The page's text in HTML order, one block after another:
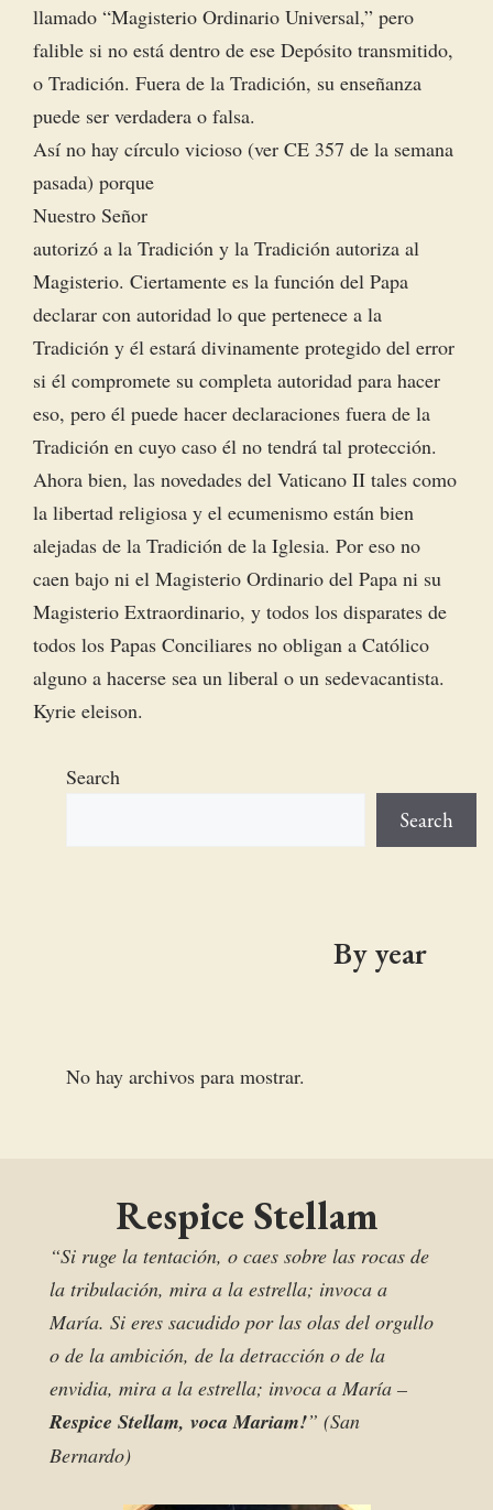
llamado “Magisterio Ordinario Universal,” pero
falible si no está dentro de ese Depósito transmitido,
o Tradición. Fuera de la Tradición, su enseñanza
puede ser verdadera o falsa.
Así no hay círculo vicioso (ver CE 357 de la semana
pasada) porque
Nuestro Señor
autorizó a la Tradición y la Tradición autoriza al
Magisterio. Ciertamente es la función del Papa
declarar con autoridad lo que pertenece a la
Tradición y él estará divinamente protegido del error
si él compromete su completa autoridad para hacer
eso, pero él puede hacer declaraciones fuera de la
Tradición en cuyo caso él no tendrá tal protección.
Ahora bien, las novedades del Vaticano II tales como
la libertad religiosa y el ecumenismo están bien
alejadas de la Tradición de la Iglesia. Por eso no
caen bajo ni el Magisterio Ordinario del Papa ni su
Magisterio Extraordinario, y todos los disparates de
todos los Papas Conciliares no obligan a Católico
alguno a hacerse sea un liberal o un sedevacantista.
Kyrie eleison.
Search
Search
By year
No hay archivos para mostrar.
Respice Stellam
“Si ruge la tentación, o caes sobre las rocas de
la tribulación, mira a la estrella; invoca a
María. Si eres sacudido por las olas del orgullo
o de la ambición, de la detracción o de la
envidia, mira a la estrella; invoca a María –
Respice Stellam, voca Mariam!” (San
Bernardo)